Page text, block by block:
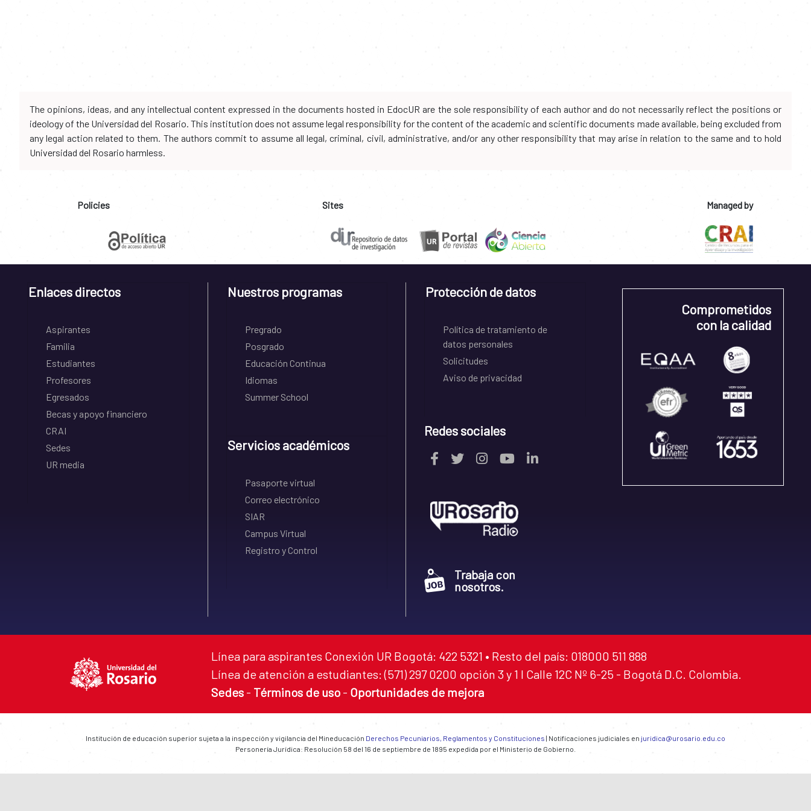
The opinions, ideas, and any intellectual content expressed in the documents hosted in EdocUR are the sole responsibility of each author and do not necessarily reflect the positions or
ideology of the Universidad del Rosario. This institution does not assume legal responsibility for the content of the academic and scientific documents made available, being excluded from
any legal action related to them. The authors commit to assume all legal, criminal, civil, administrative, and/or any other responsibility that may arise in relation to the same and to hold
Universidad del Rosario harmless.
Policies Sites Managed by
Enlaces directos
Aspirantes
Familia
Estudiantes
Profesores
Egresados
Becas y apoyo financiero
CRAI
Sedes
UR media
Nuestros programas
Pregrado
Posgrado
Educación Continua
Idiomas
Summer School
Servicios académicos
Pasaporte virtual
Correo electrónico
SIAR
Campus Virtual
Registro y Control
Protección de datos
Política de tratamiento de
datos personales
Solicitudes
Aviso de privacidad
Redes sociales
Trabaja con
nosotros.
Comprometidos
con la calidad
Línea para aspirantes Conexión UR Bogotá: 422 5321 • Resto del país: 018000 511 888
Línea de atención a estudiantes: (571) 297 0200 opción 3 y 1 I Calle 12C Nº 6-25 - Bogotá D.C. Colombia.
Sedes - Términos de uso - Oportunidades de mejora
Institución de educación superior sujeta a la inspección y vigilancia del Mineducación Derechos Pecuniarios, Reglamentos y Constituciones | Notificaciones judiciales en juridica@urosario.edu.co
Personería Jurídica: Resolución 58 del 16 de septiembre de 1895 expedida por el Ministerio de Gobierno.